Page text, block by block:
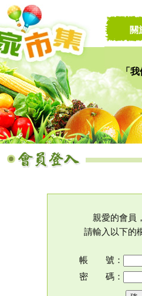
「我
讓
關
親愛的會員
請輸入以下的
帳 號：
密 碼：